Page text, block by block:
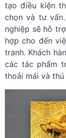
tạo điều kiện
chọn và tư
nghiệp sẽ hỗ
hợp cho đến
tranh. Khách
các tác phẩm
thoải mái và thú